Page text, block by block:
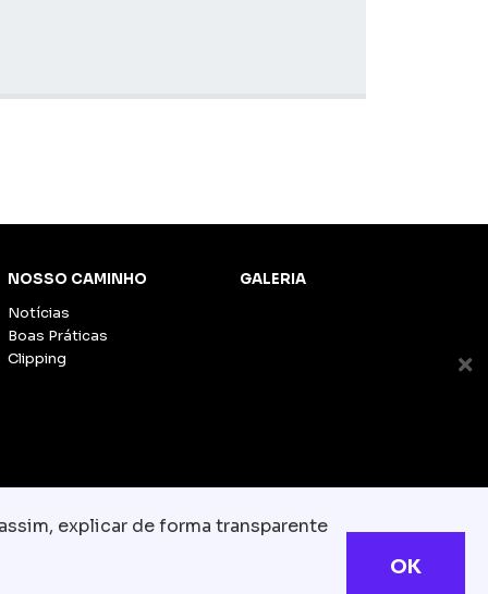
NOSSO CAMINHO
Notícias
Boas Práticas
Clipping
GALERIA
explicar de forma transparente
OK